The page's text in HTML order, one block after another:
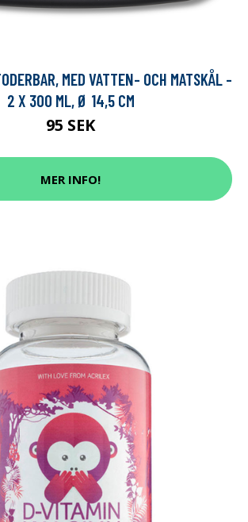
MED VATTEN- OCH MATSKÅL -
2 X 300 ML, Ø 14,5 CM
95 SEK
MER INFO!